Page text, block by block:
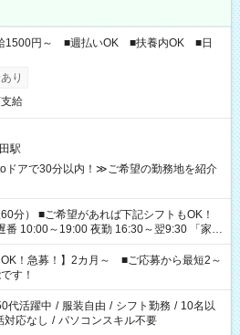
1500円～ ■週払いOK ■扶養内OK ■日
り
給
駅
ドアで30分以内！≫ご希望の勤務地を紹介
シフトもOK！
10:00～19:00 夜勤 16:30～翌9:30 「家族
」 「余裕を持って夕飯の準備がしたい」
たくない」 など、ご希望を教えてください
の勤務時間。 合計で週40時間を超える場
。
OK！急募！】2カ月～ ■ご応募から最短2～
す！
代活躍中 / 服装自由 / シフト勤務 / 10名以
対応なし / パソコンスキル不要